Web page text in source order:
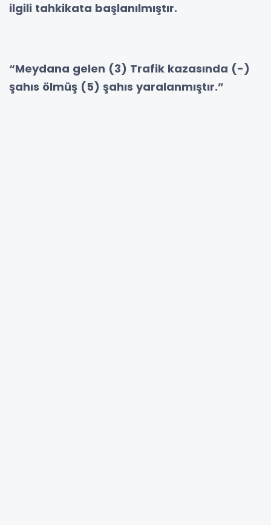
ilgili tahkikata başlanılmıştır.
“Meydana gelen (3) Trafik kazasında (-)
şahıs ölmüş (5) şahıs yaralanmıştır.”